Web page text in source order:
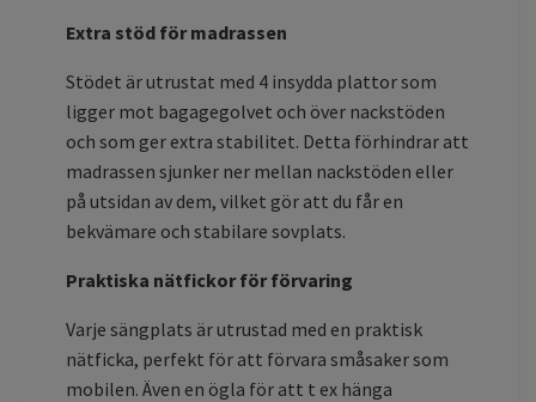
Extra stöd för madrassen
Stödet är utrustat med 4 insydda plattor som
ligger mot bagagegolvet och över nackstöden
och som ger extra stabilitet. Detta förhindrar att
madrassen sjunker ner mellan nackstöden eller
på utsidan av dem, vilket gör att du får en
bekvämare och stabilare sovplats.
Praktiska nätfickor för förvaring
Varje sängplats är utrustad med en praktisk
nätficka, perfekt för att förvara småsaker som
mobilen. Även en ögla för att t ex hänga